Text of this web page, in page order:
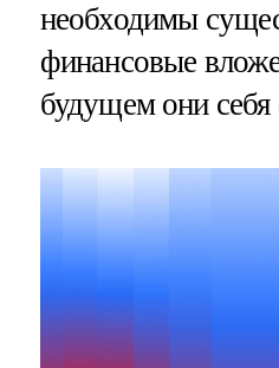
необходимы
финансовые
будущем они